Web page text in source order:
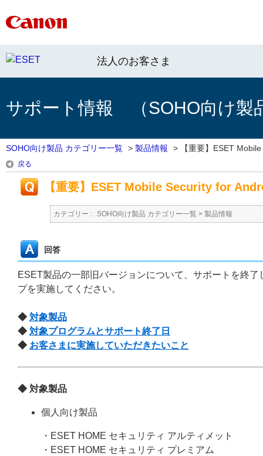
法人のお客さま
サポート情報 （SOHO向け製
SOHO向け製品 カテゴリー一覧 > 製品情報 > 【重要】ESET
戻る
【重要】ESET Mobile Security for
カテゴリー : SOHO向け製品 カテゴリー一覧 > 製品情報
回答
ESET製品の一部旧バージョンについて、サポートを終
プを実施してください。
◆ 対象製品
◆ 対象プログラムとサポート終了日
◆ お客さまに実施していただきたいこと
◆ 対象製品
個人向け製品
・ESET HOME セキュリティ アルティメット
・ESET HOME セキュリティ プレミアム